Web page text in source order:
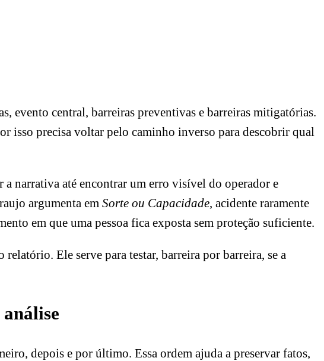
evento central, barreiras preventivas e barreiras mitigatórias.
isso precisa voltar pelo caminho inverso para descobrir qual
a narrativa até encontrar um erro visível do operador e
argumenta em Sorte ou Capacidade, acidente raramente
em que uma pessoa fica exposta sem proteção suficiente.
Ele serve para testar, barreira por barreira, se a
depois e por último. Essa ordem ajuda a preservar fatos,